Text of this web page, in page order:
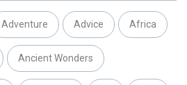
Adventure Advice Africa
Ancient Wonders